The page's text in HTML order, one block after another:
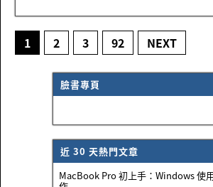
1 2 3 92 NEXT
臉書專頁
近 30 天熱門文章
MacBook Pro 初上手：Windows 使